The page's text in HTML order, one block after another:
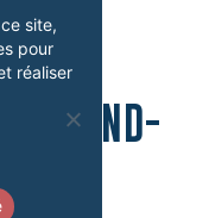
GRAND-
site,
pour
réaliser